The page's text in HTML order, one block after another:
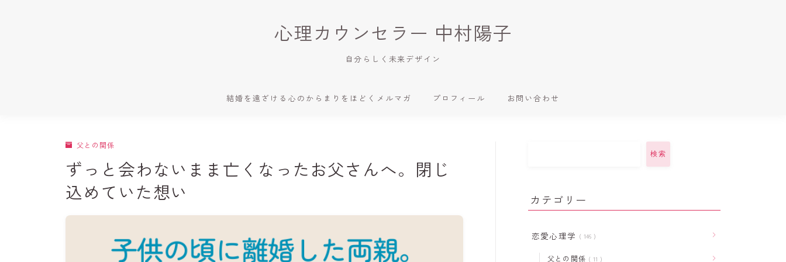
心理カウンセラー 中村陽子
自分らしく未来デザイン
結婚を遠ざける心のからまりをほどくメルマガ プロフィール お問い合わせ
父との関係
ずっと会わないまま亡くなったお父さんへ。閉じ
込めていた想い
検索
カテゴリー
恋愛心理学 146
父との関係 11